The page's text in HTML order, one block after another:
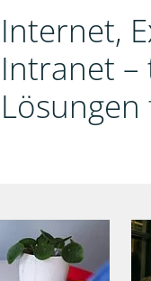
Internet,
Intranet –